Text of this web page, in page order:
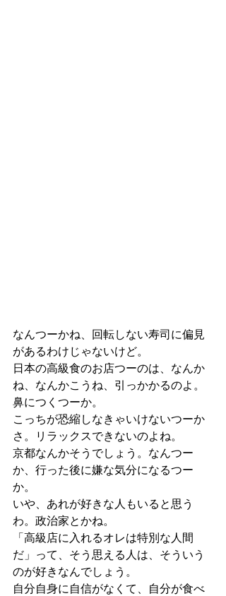
なんつーかね、回転しない寿司に偏見
があるわけじゃないけど。
日本の高級食のお店つーのは、なんか
ね、なんかこうね、引っかかるのよ。
鼻につくつーか。
こっちが恐縮しなきゃいけないつーか
さ。リラックスできないのよね。
京都なんかそうでしょう。なんつー
か、行った後に嫌な気分になるつー
か。
いや、あれが好きな人もいると思う
わ。政治家とかね。
「高級店に入れるオレは特別な人間
だ」って、そう思える人は、そういう
のが好きなんでしょう。
自分自身に自信がなくて、自分が食べ